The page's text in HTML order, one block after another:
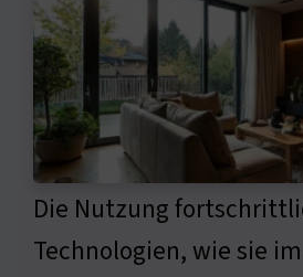
Die Nutzung
Technologien, wie sie